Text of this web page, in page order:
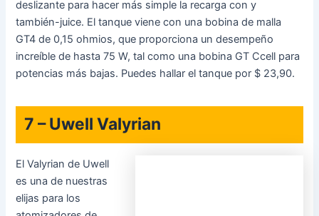
ejemplo de un tanque más obsoleto que aún sigue. El
tanque tiene una aptitud destacable de 5 ml y un único
sistema de tapa abatible para completar. Hay los comunes
agujeros de fluído de aire graduables con apariencia de
ranura cerca de la base, y viene con dos bobinas
buscando nubes gigantes, y el gusto del tanque además
es bien difícil de criticar. Puedes hallar el Valyrian por $
34,99.